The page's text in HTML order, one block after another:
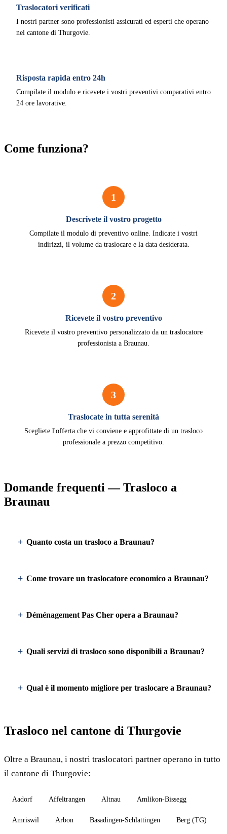
Traslocatori verificati
I nostri partner sono professionisti assicurati ed esperti che operano
nel cantone di Thurgovie.
Risposta rapida entro 24h
Compilate il modulo e ricevete i vostri preventivi comparativi entro
24 ore lavorative.
Come funziona?
1
Descrivete il vostro progetto
Compilate il modulo di preventivo online. Indicate i vostri
indirizzi, il volume da traslocare e la data desiderata.
2
Ricevete il vostro preventivo
Ricevete il vostro preventivo personalizzato da un traslocatore
professionista a Braunau.
3
Traslocate in tutta serenità
Scegliete l'offerta che vi conviene e approfittate di un trasloco
professionale a prezzo competitivo.
Domande frequenti — Trasloco a
Braunau
Quanto costa un trasloco a Braunau?
Come trovare un traslocatore economico a Braunau?
Déménagement Pas Cher opera a Braunau?
Quali servizi di trasloco sono disponibili a Braunau?
Qual è il momento migliore per traslocare a Braunau?
Trasloco nel cantone di Thurgovie
Oltre a Braunau, i nostri traslocatori partner operano in tutto
il cantone di Thurgovie:
Aadorf Affeltrangen Altnau Amlikon-Bissegg
Amriswil Arbon Basadingen-Schlattingen Berg (TG)